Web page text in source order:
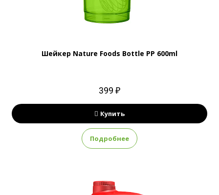
Шейкер Nature Foods Bottle PP 600ml
399 ₽
Купить
Подробнее